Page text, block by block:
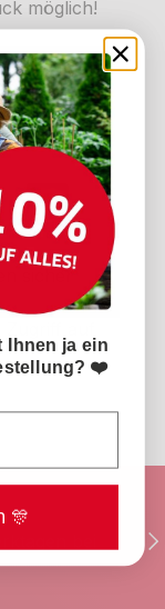
möglich!
sicher
Ihnen ja ein
❤️
🎊